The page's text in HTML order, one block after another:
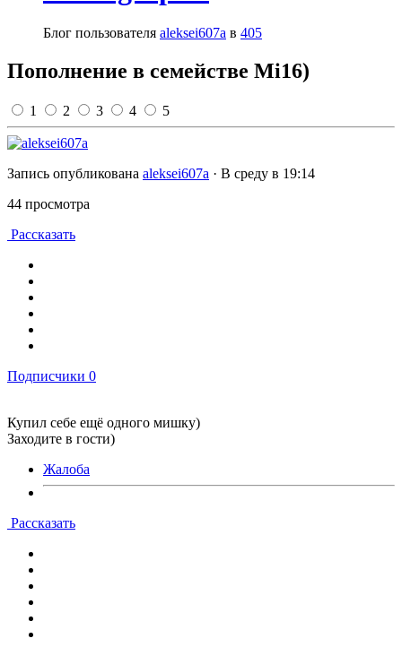
Блог пользователя aleksei607a в 405
Пополнение в семействе Mi16)
1 2 3 4 5
Запись опубликована aleksei607a · В среду в 19:14
44 просмотра
Рассказать
Подписчики 0
Купил себе ещё одного мишку)
Заходите в гости)
Жалоба
Рассказать